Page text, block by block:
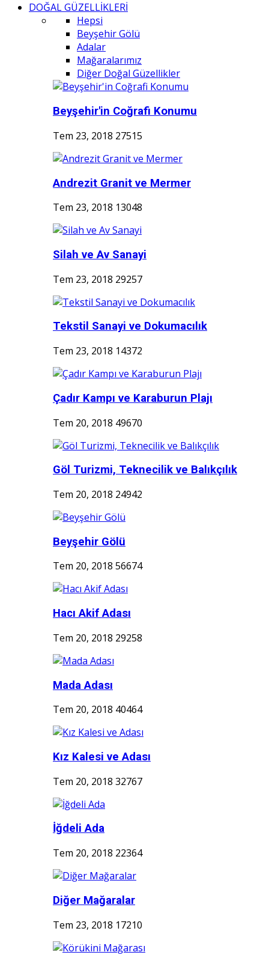
DOĞAL GÜZELLİKLERİ
Hepsi
Beyşehir Gölü
Adalar
Mağaralarımız
Diğer Doğal Güzellikler
Beyşehir'in Coğrafi Konumu
Tem 23, 2018 27515
Andrezit Granit ve Mermer
Tem 23, 2018 13048
Silah ve Av Sanayi
Tem 23, 2018 29257
Tekstil Sanayi ve Dokumacılık
Tem 23, 2018 14372
Çadır Kampı ve Karaburun Plajı
Tem 20, 2018 49670
Göl Turizmi, Teknecilik ve Balıkçılık
Tem 20, 2018 24942
Beyşehir Gölü
Tem 20, 2018 56674
Hacı Akif Adası
Tem 20, 2018 29258
Mada Adası
Tem 20, 2018 40464
Kız Kalesi ve Adası
Tem 20, 2018 32767
İğdeli Ada
Tem 20, 2018 22364
Diğer Mağaralar
Tem 23, 2018 17210